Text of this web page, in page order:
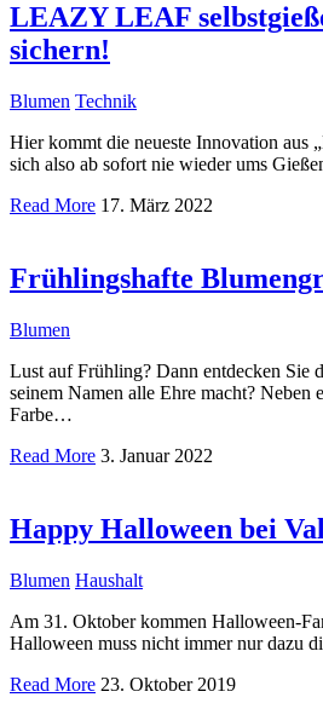
LEAZY LEAF
sichern!
Blumen Technik
Hier kommt die neueste Innovation aus
sich also ab sofort nie wieder ums
Read More 17. März 2022
Frühlingshafte
Blumen
Lust auf Frühling? Dann entdecken Sie
seinem Namen alle Ehre macht? Neben
Farbe…
Read More 3. Januar 2022
Happy Halloween bei
Blumen Haushalt
Am 31. Oktober kommen Halloween-
Halloween muss nicht immer nur dazu
Read More 23. Oktober 2019